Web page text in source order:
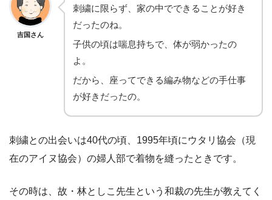
吉国さん
刺繍に限らず、家の中でできることが好き
だったのね。
子供の頃は喘息持ちで、体が弱かったの
よ。
だから、座ってできる編み物などの手仕事
が好きだったの。
刺繍との出会いは40代の頃、1995年頃にウタリ協会（現
在のアイヌ協会）の婦人部で着物を縫ったときです。
その時は、故・林としこ先生という和裁の先生が教えてく